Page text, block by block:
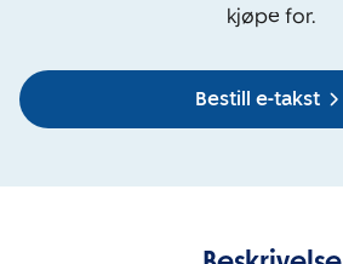
kjøpe for.
Bestill e-takst